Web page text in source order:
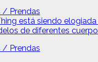
/ Prendas
está siendo
de diferentes
/ Prendas